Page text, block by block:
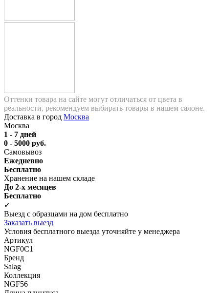
Оттенки товара на сайте могут отличаться от цвета в
реальности, рекомендуем выбирать товары в нашем салоне.
Доставка в город Москва
Москва
1 - 7 дней
0 - 5000 руб.
Самовывоз
Ежедневно
Бесплатно
Хранение на нашем складе
До 2-х месяцев
Бесплатно
✓
Выезд с образцами на дом бесплатно
Заказать выезд
Условия бесплатного выезда уточняйте у менеджера
Артикул
NGF0C1
Бренд
Salag
Коллекция
NGF56